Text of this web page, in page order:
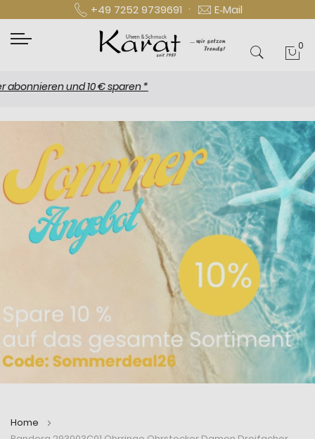
+49 7252 9739691 · E‑Mail
0
und 10 € sparen *
Home